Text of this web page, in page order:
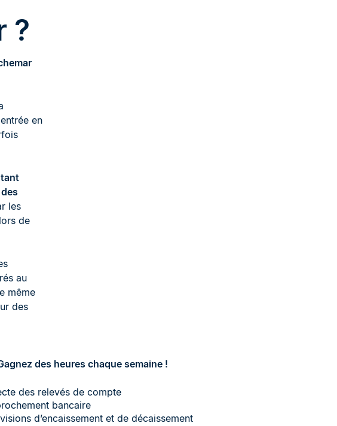
?
en
les
de
au
même
des
des heures chaque semaine !
des relevés de compte
bancaire
d’encaissement et de décaissement